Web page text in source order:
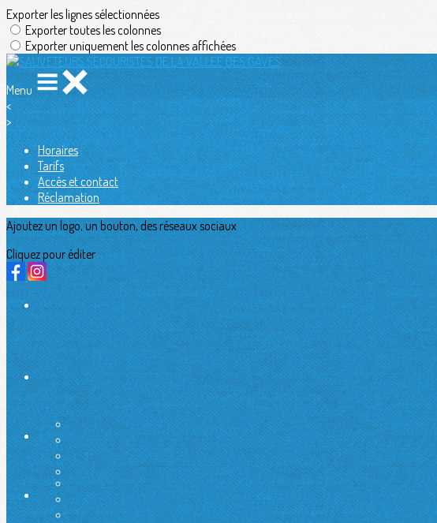
Exporter les lignes sélectionnées
Exporter toutes les colonnes
Exporter uniquement les colonnes affichées
Menu
<
>
Horaires
Tarifs
Accès et contact
Réclamation
Ajoutez un logo, un bouton, des réseaux sociaux
Cliquez pour éditer